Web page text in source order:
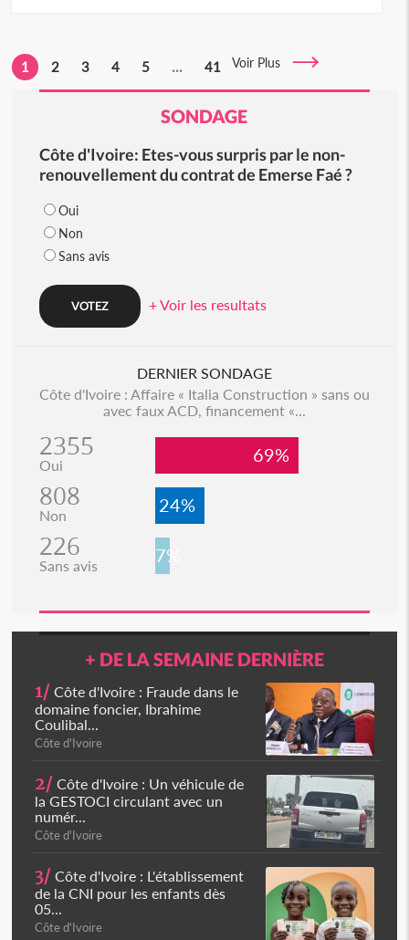
1 2 3 4 5 ... 41 Voir Plus
SONDAGE
Côte d'Ivoire: Etes-vous surpris par le non-
renouvellement du contrat de Emerse Faé ?
Oui
Non
Sans avis
+ Voir les resultats
DERNIER SONDAGE
Côte d'Ivoire : Affaire « Italia Construction » sans ou
avec faux ACD, financement «...
2355
Oui 69%
808
Non 24%
226
Sans avis 7%
+ DE LA SEMAINE DERNIÈRE
1/ Côte d'Ivoire : Fraude dans le
domaine foncier, Ibrahime
Coulibal...
Côte d'Ivoire
2/ Côte d'Ivoire : Un véhicule de
la GESTOCI circulant avec un
numér...
Côte d'Ivoire
3/ Côte d'Ivoire : L'établissement
de la CNI pour les enfants dès
05...
Côte d'Ivoire